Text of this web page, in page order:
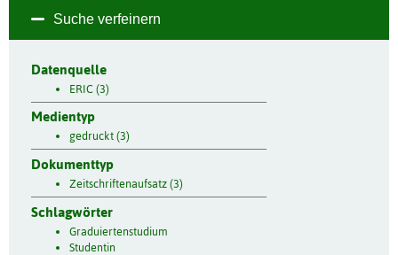
Suche verfeinern
Datenquelle
ERIC (3)
Medientyp
gedruckt (3)
Dokumenttyp
Zeitschriftenaufsatz (3)
Schlagwörter
Graduiertenstudium
Studentin